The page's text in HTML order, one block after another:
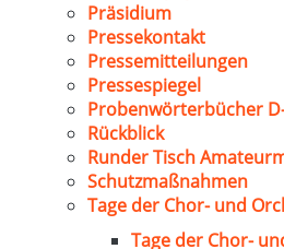
Präsidium
Pressekontakt
Pressemitteilungen
Pressespiegel
Probenwörterbücher
Rückblick
Runder Tisch
Schutzmaßnahmen
Tage der Chor- und
Tage der Chor-